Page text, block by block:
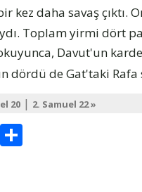
kez daha savaş çıktı.
Toplam yirmi dört
Davut'un
dördü de Gat'taki
20 | 2. Samuel 22 »
Facebook